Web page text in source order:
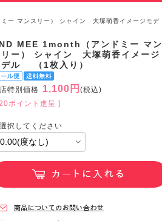
ー マンスリー） シャイン 大塚萌香イメージモデ
MEE 1month（アンドミー マン
リー） シャイン 大塚萌香イメージ
デル （1枚入り）
特別価格 1,100円 (税込)
ポイント進呈 ]